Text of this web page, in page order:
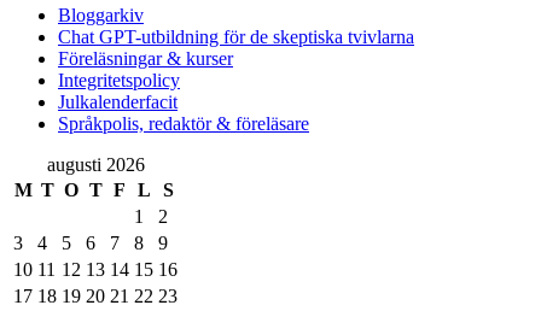
Bloggarkiv
Chat GPT-utbildning för de skeptiska tvivlarna
Föreläsningar & kurser
Integritetspolicy
Julkalenderfacit
Språkpolis, redaktör & föreläsare
Sidopanel
augusti 2026
M T O T F L
S
1
2
3
4 5 6 7 8
9
10 11 12 13 14 15 16
17 18 19 20 21 22 23